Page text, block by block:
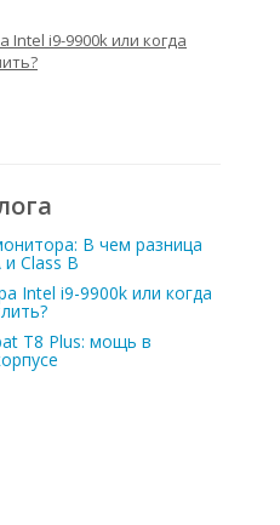
Intel i9-9900k или когда
В чем разница
Class B
Intel i9-9900k или когда
T8 Plus: мощь в